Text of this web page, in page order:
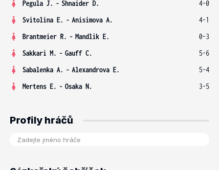
Pegula J. - Shnaider D.
4-0
Svitolina E. - Anisimova A.
4-1
Brantmeier R. - Mandlik E.
0-3
Sakkari M. - Gauff C.
5-6
Sabalenka A. - Alexandrova E.
5-4
Mertens E. - Osaka N. 3-5
Profily hráčů